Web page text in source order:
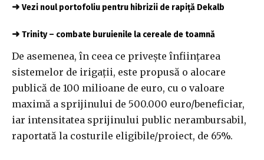
➜ Vezi noul portofoliu pentru hibrizii de rapiță Dekalb
➜ Trinity – combate buruienile la cereale de toamnă
De asemenea, în ceea ce priveşte înfiinţarea
sistemelor de irigaţii, este propusă o alocare
publică de 100 milioane de euro, cu o valoare
maximă a sprijinului de 500.000 euro/beneficiar,
iar intensitatea sprijinului public nerambursabil,
raportată la costurile eligibile/proiect, de 65%.